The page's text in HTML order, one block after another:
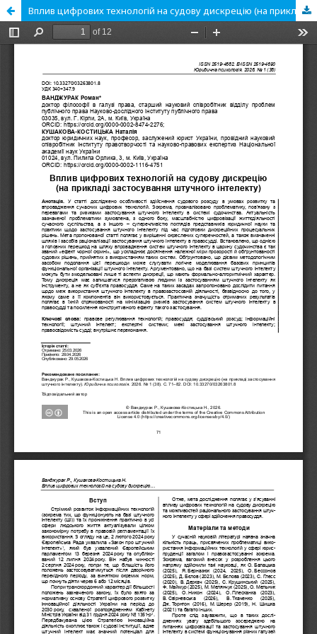
Вплив цифрових технологій на судову дискрецію (на прикладі застосування штучного інтелекту)